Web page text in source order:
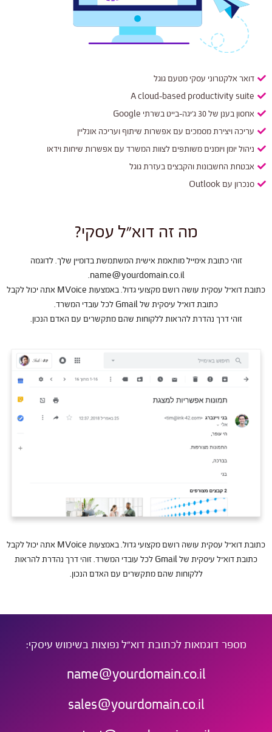
דואר אלקטרוני עסקי מטעם גוגל
A cloud-based productivity suite
אחסון בענן של 30 ג'יגה-בייט בשרתי Google
עריכה ויצירת מסמכים עם אפשרות שיתוף ועריכה אונליין
ניהול יומן ויומנים משותפים לצוות המשרד עם אפשרות שיחות וידאו
אבטחת החשבונות והקבצים בעזרת גוגל
סנכרון עם Outlook
מה זה דוא"ל עסקי?
זוהי כתובת אימייל מותאמת אישית המשתמשת בדומיין שלך. לדוגמה
name@yourdomain.co.il
.
כתובת דוא”ל עסקית עושה רושם מקצועי גדול. באמצעות MVoice אתה יכול לקבל
כתובת דוא”ל עיסקית של Gmail לכל עובדי המשרד.
זוהי דרך נהדרת להראות ללקוחות שהם מתקשרים עם האדם הנכון.
כתובת דוא”ל עסקית עושה רושם מקצועי גדול. באמצעות MVoice אתה יכול לקבל
כתובת דוא”ל עיסקית של Gmail לכל עובדי המשרד. זוהי דרך נהדרת להראות
ללקוחות שהם מתקשרים עם האדם הנכון.
מספר דוגמאות לכתובת דוא"ל נפוצות בשימוש עיסקי:
name@yourdomain.co.il
sales@yourdomain.co.il